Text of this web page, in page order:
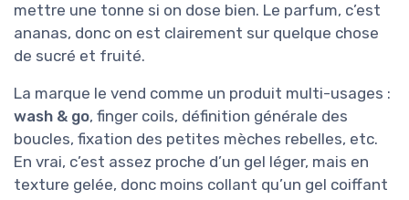
mettre une tonne si on dose bien. Le parfum, c’est
ananas, donc on est clairement sur quelque chose
de sucré et fruité.
La marque le vend comme un produit multi-usages :
wash & go, finger coils, définition générale des
boucles, fixation des petites mèches rebelles, etc.
En vrai, c’est assez proche d’un gel léger, mais en
texture gelée, donc moins collant qu’un gel coiffant